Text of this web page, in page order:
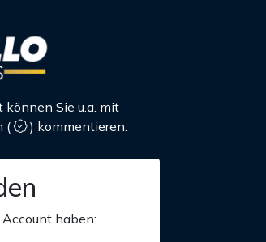
Sie u.a. mit
( ) kommentieren.
haben: